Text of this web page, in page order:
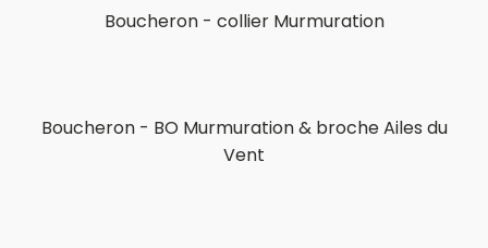
Boucheron - collier Murmuration
Boucheron - BO Murmuration & broche Ailes du
Vent